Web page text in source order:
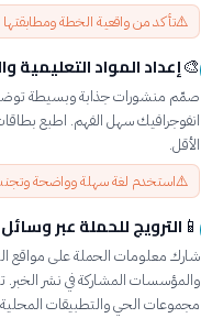
⚠️تأكد من واقعية الخطة ومطابقتها
🎨إعداد المواد التعليمية
صمّم منشورات جذابة وبسيطة توضح
انفوجرافيك سهل الفهم. اطبع
الأقل.
⚠️استخدم لغة سهلة وواضحة
📱 الترويج للحملة عبر
شارك معلومات الحملة على مواقع
والمؤسسات المشاركة في نشر
مجموعات الحي والتطبيقات المحلية